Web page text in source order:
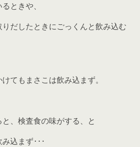
ときや、
だしたときにごっくんと飲み込む
てもまさこは飲み込まず。
、検査食の味がする、と
込まず･･･